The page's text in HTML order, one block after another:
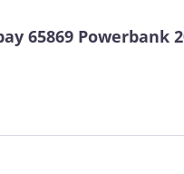
65869 Powerbank